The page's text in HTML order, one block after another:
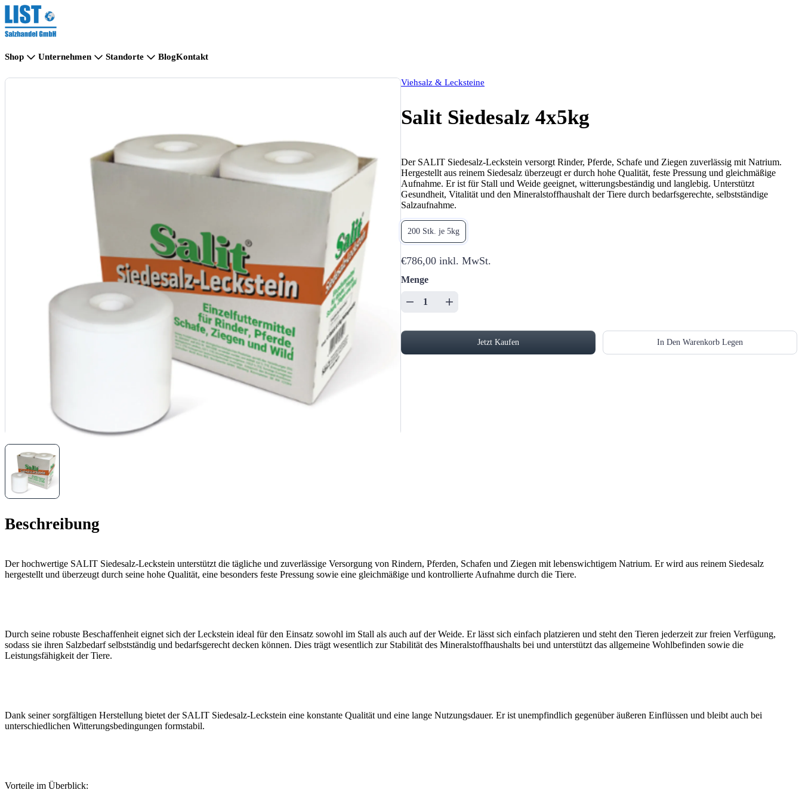
Shop Unternehmen Standorte BlogKontakt
Viehsalz & Lecksteine
Salit Siedesalz 4x5kg
Der SALIT Siedesalz-Leckstein versorgt Rinder, Pferde, Schafe und Ziegen zuverlässig mit Natrium.
Hergestellt aus reinem Siedesalz überzeugt er durch hohe Qualität, feste Pressung und gleichmäßige
Aufnahme. Er ist für Stall und Weide geeignet, witterungsbeständig und langlebig. Unterstützt
Gesundheit, Vitalität und den Mineralstoffhaushalt der Tiere durch bedarfsgerechte, selbstständige
Salzaufnahme.
200 Stk. je 5kg
€786,00 inkl. MwSt.
Menge
Jetzt Kaufen In Den Warenkorb Legen
Beschreibung
Der hochwertige SALIT Siedesalz-Leckstein unterstützt die tägliche und zuverlässige Versorgung von Rindern, Pferden, Schafen und Ziegen mit lebenswichtigem Natrium. Er wird aus reinem Siedesalz
hergestellt und überzeugt durch seine hohe Qualität, eine besonders feste Pressung sowie eine gleichmäßige und kontrollierte Aufnahme durch die Tiere.
Durch seine robuste Beschaffenheit eignet sich der Leckstein ideal für den Einsatz sowohl im Stall als auch auf der Weide. Er lässt sich einfach platzieren und steht den Tieren jederzeit zur freien Verfügung,
sodass sie ihren Salzbedarf selbstständig und bedarfsgerecht decken können. Dies trägt wesentlich zur Stabilität des Mineralstoffhaushalts bei und unterstützt das allgemeine Wohlbefinden sowie die
Leistungsfähigkeit der Tiere.
Dank seiner sorgfältigen Herstellung bietet der SALIT Siedesalz-Leckstein eine konstante Qualität und eine lange Nutzungsdauer. Er ist unempfindlich gegenüber äußeren Einflüssen und bleibt auch bei
unterschiedlichen Witterungsbedingungen formstabil.
Vorteile im Überblick: